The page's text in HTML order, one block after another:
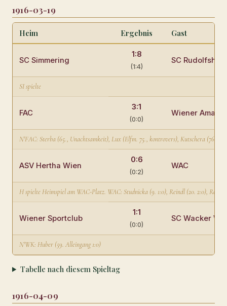
1916-03-19
Heim Ergebnis Gast
SC Simmering
1:8
(1:4)
SC
SI spielte
FAC
3:1
(0:0)
Wiener
N'FAC: Sterba (65., Unachtsamkeit), Lux (Elfm. 75., kontrovers), Kutschera (76.)
ASV Hertha Wien
0:6
(0:2)
WAC
H spielte Heimspiel am WAC-Platz. WAC: Studnicka (9. 1:0), Reindl (20. 2:0),
Wiener Sportclub
1:1
(0:0)
SC Wacker
N'WK: Huber (59. Alleingang 1:0)
Tabelle nach diesem Spieltag
1916-04-09